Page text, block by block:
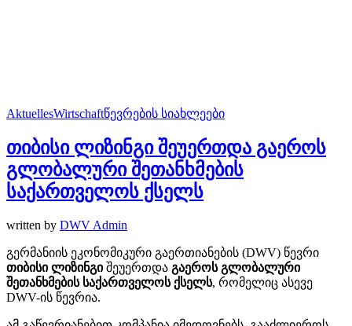
AktuellesWirtschaftწევრების სიახლეები
თიბისი ლიზინგი შეუერთდა გაეროს
გლობალური შეთანხმების
საქართველოს ქსელს
written by DWV Admin
გერმანიის ეკონომიკური გაერთიანების (DWV) წევრი
თიბისილიზინგიშეუერთდა გაეროსგლობალური
შეთანხმების საქართველოს ქსელს, რომელიც ასევე
DWV-ის წევრია.